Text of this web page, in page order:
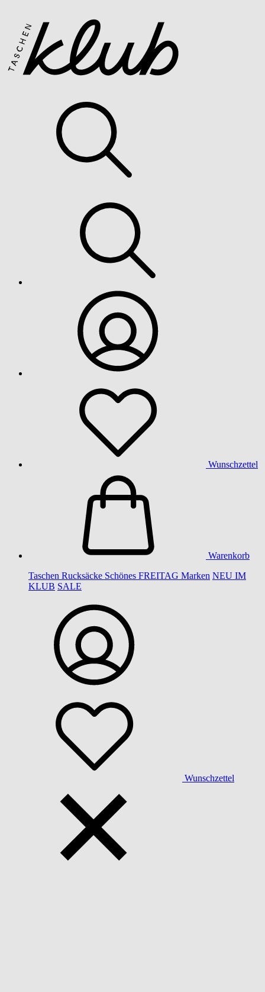
Wunschzettel
Warenkorb
Taschen Rucksäcke Schönes FREITAG Marken NEU IM
KLUB SALE
Wunschzettel